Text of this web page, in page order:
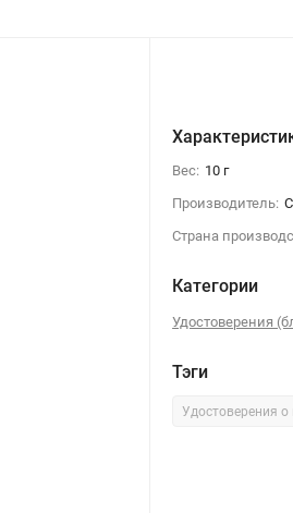
Вес: 10 г
Производитель:
Страна
Категории
Удостоверения
Тэги
Удостоверения о